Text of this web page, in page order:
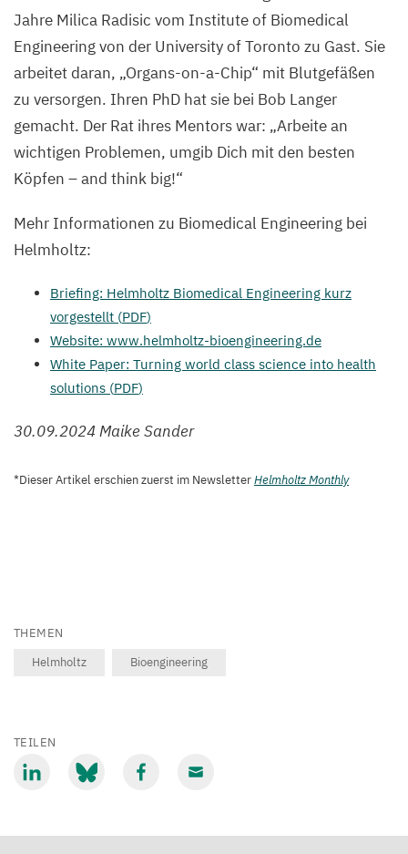
Jahre Milica Radisic vom Institute of Biomedical
Engineering von der University of Toronto zu Gast. Sie
arbeitet daran, „Organs-on-a-Chip“ mit Blutgefäßen
zu versorgen. Ihren PhD hat sie bei Bob Langer
gemacht. Der Rat ihres Mentors war: „Arbeite an
wichtigen Problemen, umgib Dich mit den besten
Köpfen – and think big!“
Mehr Informationen zu Biomedical Engineering bei
Helmholtz:
Briefing: Helmholtz Biomedical Engineering kurz
vorgestellt (PDF)
Website: www​.helmholtz​-bio​engi​neer​ing​.de
White Paper: Turning world class science into health
solutions (PDF)
30.09.2024 Maike Sander
*Dieser Artikel erschien zuerst im NewsletterHelmholtz Monthly
THEMEN
Helmholtz
Bioengineering
TEILEN